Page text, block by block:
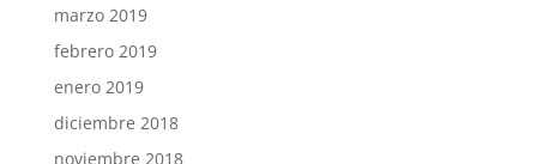
marzo 2019
febrero 2019
enero 2019
diciembre 2018
noviembre 2018